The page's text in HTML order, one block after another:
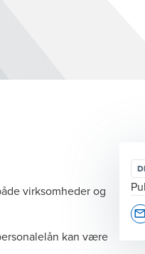
virksomheder og
kan være